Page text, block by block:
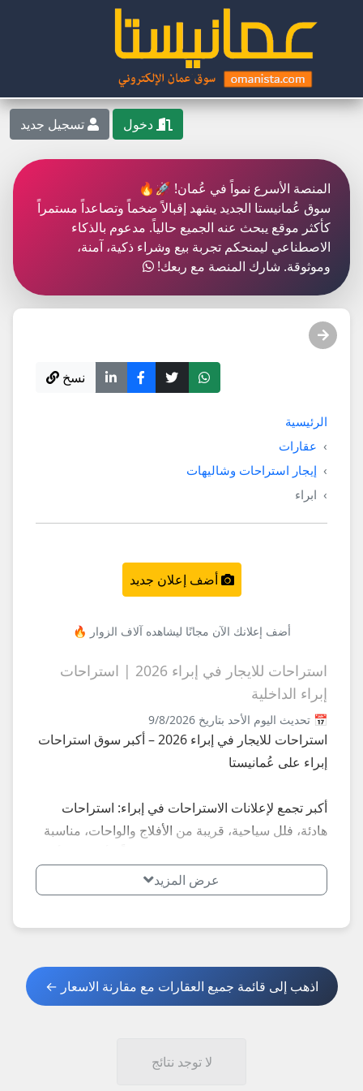
دخول تسجيل جديد
المنصة الأسرع نمواً في عُمان! 🚀🔥
سوق عُمانيستا الجديد يشهد إقبالاً ضخماً وتصاعداً مستمراً
كأكثر موقع يبحث عنه الجميع حالياً. مدعوم بالذكاء
الاصطناعي ليمنحكم تجربة بيع وشراء ذكية، آمنة،
وموثوقة. شارك المنصة مع ربعك!
نسخ
الرئيسية
عقارات
إيجار استراحات وشاليهات
ابراء
أضف إعلان جديد
أضف إعلانك الآن مجانًا ليشاهده آلاف الزوار 🔥
استراحات للايجار في إبراء 2026 | استراحات
إبراء الداخلية
📅 تحديث اليوم الأحد بتاريخ 9/8/2026
استراحات للايجار في إبراء 2026 – أكبر سوق استراحات
إبراء على عُمانيستا
أكبر تجمع لإعلانات الاستراحات في إبراء: استراحات
هادئة، فلل سياحية، قريبة من الأفلاج والواحات، مناسبة
20 ريال يومياً.
- فلل مع مساحات واسعة
عرض المزيد
اذهب إلى قائمة جميع العقارات مع مقارنة الاسعار ←
لا توجد نتائج